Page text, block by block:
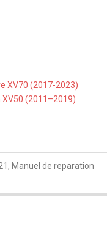
XV70 (2017-2023)
(2011–2019)
Manuel de reparation